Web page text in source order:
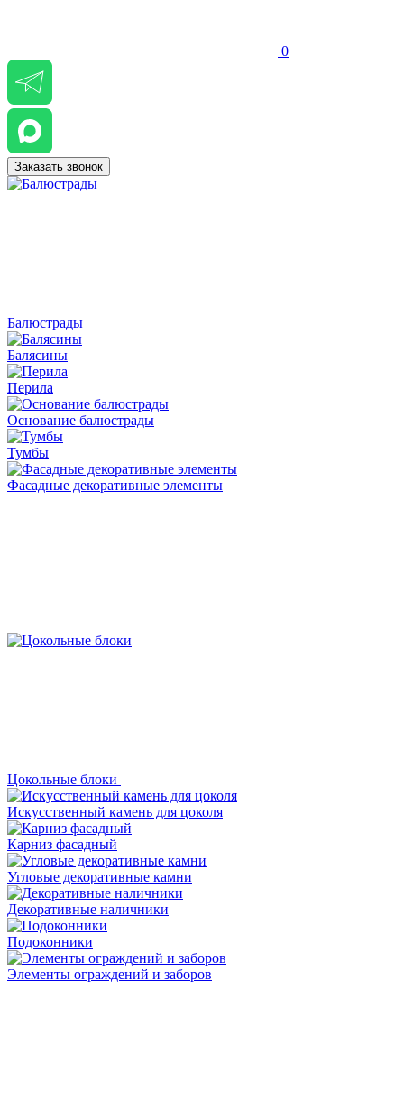
0
Заказать звонок
Балюстрады
Балясины
Перила
Основание балюстрады
Тумбы
Фасадные декоративные элементы
Цокольные блоки
Искусственный камень для цоколя
Карниз фасадный
Угловые декоративные камни
Декоративные наличники
Подоконники
Элементы ограждений и заборов